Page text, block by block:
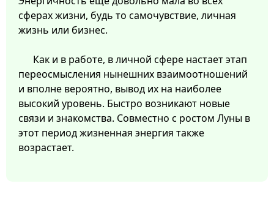
сферах жизни, будь то самочувствие, личная
жизнь или бизнес.
Как и в работе, в личной сфере настает этап
переосмысления нынешних взаимоотношений
и вполне вероятно, вывод их на наиболее
высокий уровень. Быстро возникают новые
связи и знакомства. Совместно с ростом Луны в
этот период жизненная энергия также
возрастает.